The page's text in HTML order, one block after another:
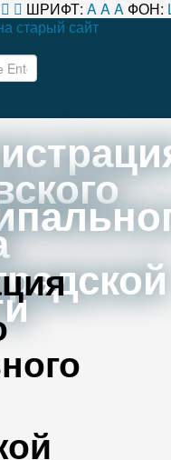
ШРИФТ: AAA ФОН:
старый сайт